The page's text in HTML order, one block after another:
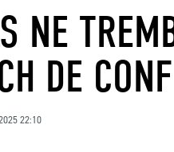
NE
DE
22:10